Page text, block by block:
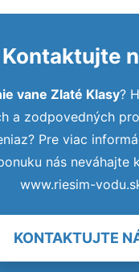
Kontaktujte
vane Zlaté Klasy?
a zodpovedných
Pre viac
nás neváhajte
www.riesim-
KONTAKTUJTE